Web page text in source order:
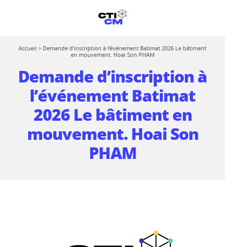
Accueil > Demande d’inscription à l’événement Batimat 2026 Le bâtiment
en mouvement. Hoai Son PHAM
Demande d’inscription à
l’événement Batimat
2026 Le bâtiment en
mouvement. Hoai Son
PHAM